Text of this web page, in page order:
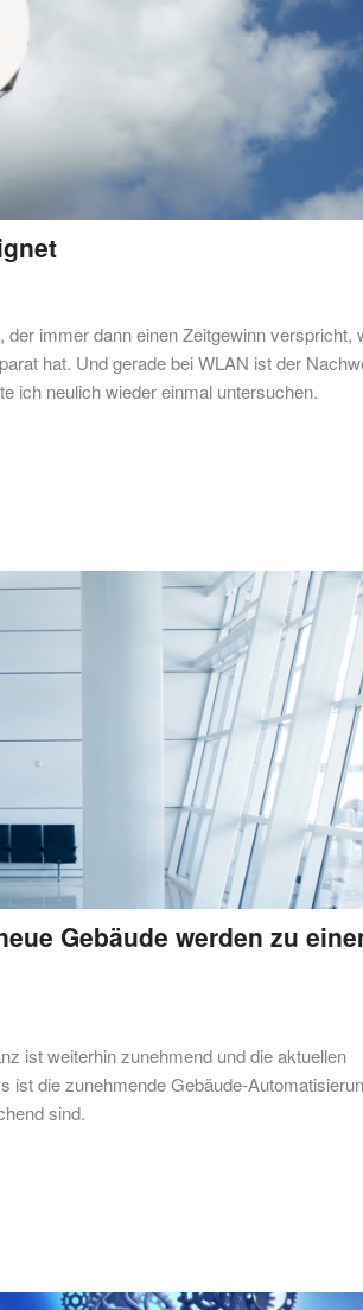
immer dann einen Zeitgewinn verspricht,
hat. Und gerade bei WLAN ist der
ich neulich wieder einmal untersuchen.
Gebäude werden zu
ist weiterhin zunehmend und die aktuellen
ist die zunehmende Gebäude-
sind.